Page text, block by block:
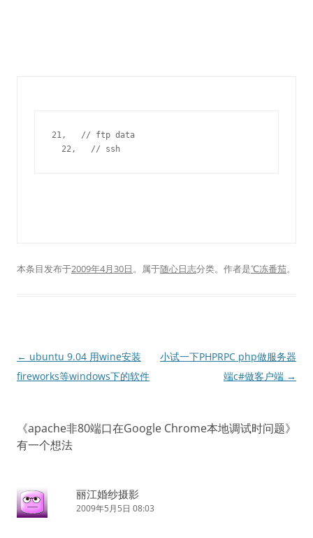
21,   // ftp data
  22,   // ssh
本条目发布于2009年4月30日。属于随心日志分类。 作者是℃冻番茄。
文
章
← ubuntu 9.04 用wine安装
fireworks等windows下的软件
小试一下PHPRPC php做服务器
端c#做客户端 →
《apache非80端口在Google Chrome本地调试时问题》
有一个想法
丽江婚纱摄影
2009年5月5日 08:03